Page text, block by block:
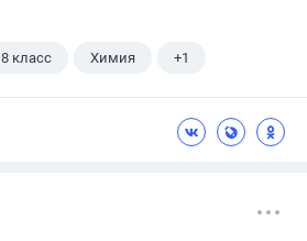
8 класс Химия +1